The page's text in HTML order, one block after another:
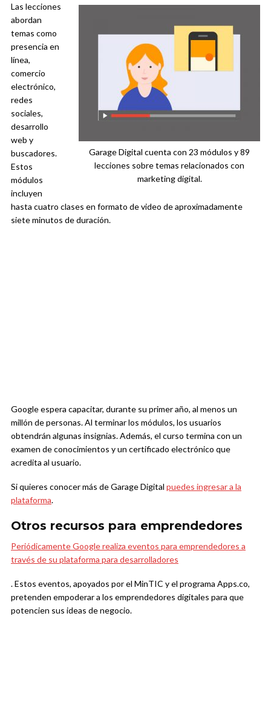
Garage Digital cuenta con 23 módulos y 89
lecciones sobre temas relacionados con
marketing digital.
Las lecciones
abordan
temas como
presencia en
línea,
comercio
electrónico,
redes
sociales,
desarrollo
web y
buscadores.
Estos
módulos
incluyen
hasta cuatro clases en formato de video de aproximadamente
siete minutos de duración.
Google espera capacitar, durante su primer año, al menos un
millón de personas. Al terminar los módulos, los usuarios
obtendrán algunas insignias. Además, el curso termina con un
examen de conocimientos y un certificado electrónico que
acredita al usuario.
Si quieres conocer más de Garage Digital puedes ingresar a la
plataforma.
Otros recursos para emprendedores
Periódicamente Google realiza eventos para emprendedores a
través de su plataforma para desarrolladores
. Estos eventos, apoyados por el MinTIC y el programa Apps.co,
pretenden empoderar a los emprendedores digitales para que
potencien sus ideas de negocio.